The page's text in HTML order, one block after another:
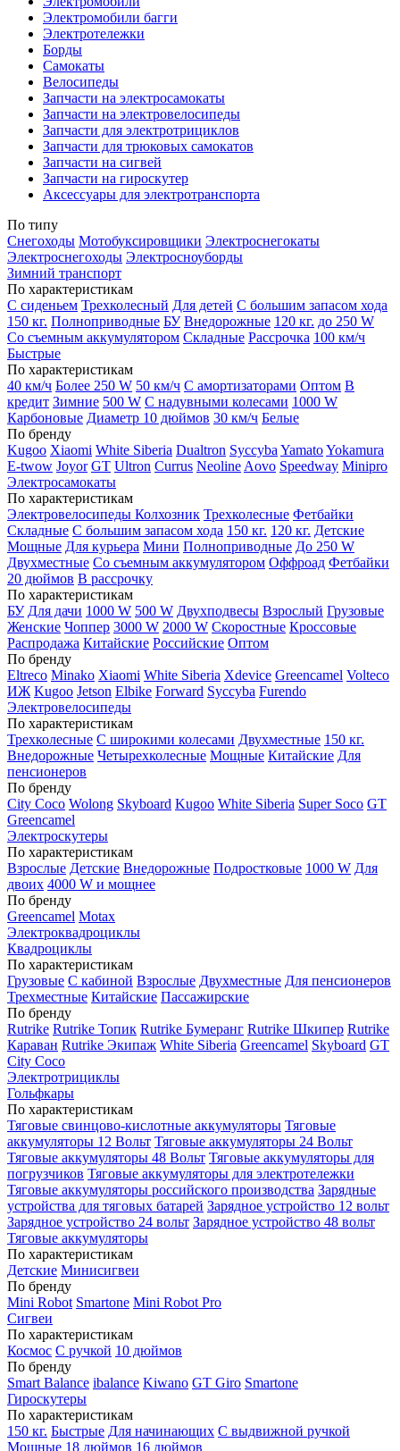
Электромобили багги
Электротележки
Борды
Самокаты
Велосипеды
Запчасти на электросамокаты
Запчасти на электровелосипеды
Запчасти для электротрициклов
Запчасти для трюковых самокатов
Запчасти на сигвей
Запчасти на гироскутер
Аксессуары для электротранспорта
По типу
Снегоходы Мотобуксировщики Электроснегокаты
Электроснегоходы Электросноуборды
Зимний транспорт
По характеристикам
С сиденьем Трехколесный Для детей С большим запасом хода
150 кг. Полноприводные БУ Внедорожные 120 кг. до 250 W
Со съемным аккумулятором Складные Рассрочка 100 км/ч
Быстрые
По характеристикам
40 км/ч Более 250 W 50 км/ч С амортизаторами Оптом В
кредит Зимние 500 W С надувными колесами 1000 W
Карбоновые Диаметр 10 дюймов 30 км/ч Белые
По бренду
Kugoo Xiaomi White Siberia Dualtron Syccyba YamatoYokamura
E-twow Joyor GT Ultron Currus Neoline Aovo Speedway Minipro
Электросамокаты
По характеристикам
Электровелосипеды Колхозник Трехколесные Фетбайки
Складные С большим запасом хода 150 кг. 120 кг. Детские
Мощные Для курьера Мини Полноприводные До 250 W
Двухместные Со съемным аккумулятором Оффроад Фетбайки
20 дюймов В рассрочку
По характеристикам
БУ Для дачи 1000 W 500 W Двухподвесы Взрослый Грузовые
Женские Чоппер 3000 W 2000 W Скоростные Кроссовые
Распродажа Китайские Российские Оптом
По бренду
Eltreco Minako Xiaomi White Siberia Xdevice Greencamel Volteco
ИЖ Kugoo Jetson Elbike Forward Syccyba Furendo
Электровелосипеды
По характеристикам
Трехколесные С широкими колесами Двухместные 150 кг.
Внедорожные Четырехколесные Мощные Китайские Для
пенсионеров
По бренду
City Coco Wolong Skyboard Kugoo White Siberia Super Soco GT
Greencamel
Электроскутеры
По характеристикам
Взрослые Детские Внедорожные Подростковые 1000 W Для
двоих 4000 W и мощнее
По бренду
Greencamel Motax
Электроквадроциклы
Квадроциклы
По характеристикам
Грузовые С кабиной Взрослые Двухместные Для пенсионеров
Трехместные Китайские Пассажирские
По бренду
Rutrike Rutrike Топик Rutrike Бумеранг Rutrike Шкипер Rutrike
Караван Rutrike Экипаж White Siberia Greencamel Skyboard GT
City Coco
Электротрициклы
Гольфкары
По характеристикам
Тяговые свинцово-кислотные аккумуляторы Тяговые
аккумуляторы 12 Вольт Тяговые аккумуляторы 24 Вольт
Тяговые аккумуляторы 48 Вольт Тяговые аккумуляторы для
погрузчиков Тяговые аккумуляторы для электротележки
Тяговые аккумуляторы российского производства Зарядные
устройства для тяговых батарей Зарядное устройство 12 вольт
Зарядное устройство 24 вольт Зарядное устройство 48 вольт
Тяговые аккумуляторы
По характеристикам
Детские Минисигвеи
По бренду
Mini Robot Smartone Mini Robot Pro
Сигвеи
По характеристикам
Космос С ручкой 10 дюймов
По бренду
Smart Balance ibalance Kiwano GT Giro Smartone
Гироскутеры
По характеристикам
150 кг. Быстрые Для начинающих С выдвижной ручкой
Мощные 18 дюймов 16 дюймов